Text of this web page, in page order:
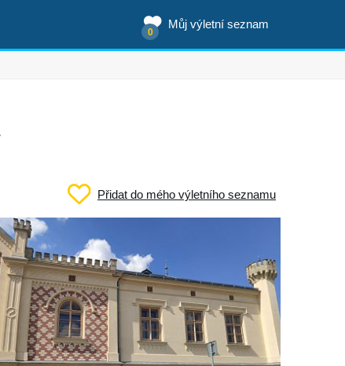
Můj výletní seznam
0
Přidat do mého výletního seznamu